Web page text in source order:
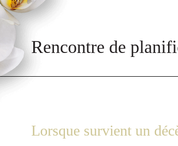
Rencontre de
Lorsque survient un